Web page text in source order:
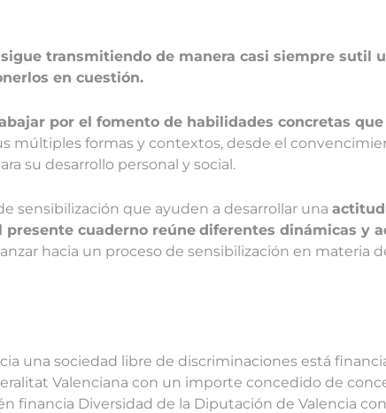
transmitiendo de manera casi siempre sutil
en cuestión.
por el fomento de habilidades concretas
múltiples formas y contextos, desde el
su desarrollo personal y social.
sensibilización que ayuden a desarrollar una
presente cuaderno reúne diferentes dinámicas y
hacia un proceso de sensibilización en materia
una sociedad libre de discriminaciones está
Valenciana con un importe concedido de
financia Diversidad de la Diputación de Valencia con